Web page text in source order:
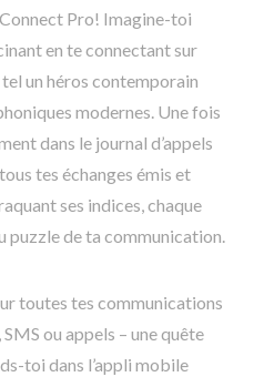
Pro! Imagine-toi
en te connectant sur
un héros contemporain
modernes. Une fois
dans le journal d’appels
tes échanges émis et
ses indices, chaque
puzzle de ta communication.
toutes tes communications
ou appels – une quête
toi dans l’appli mobile